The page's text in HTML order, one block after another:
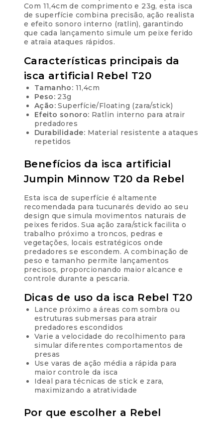
Com 11,4cm de comprimento e 23g, esta isca
de superfície combina precisão, ação realista
e efeito sonoro interno (ratlin), garantindo
que cada lançamento simule um peixe ferido
e atraia ataques rápidos.
Características principais da
isca artificial Rebel T20
Tamanho: 11,4cm
Peso: 23g
Ação: Superfície/Floating (zara/stick)
Efeito sonoro: Ratlin interno para atrair
predadores
Durabilidade: Material resistente a ataques
repetidos
Benefícios da isca artificial
Jumpin Minnow T20 da Rebel
Esta isca de superfície é altamente
recomendada para tucunarés devido ao seu
design que simula movimentos naturais de
peixes feridos. Sua ação zara/stick facilita o
trabalho próximo a troncos, pedras e
vegetações, locais estratégicos onde
predadores se escondem. A combinação de
peso e tamanho permite lançamentos
precisos, proporcionando maior alcance e
controle durante a pescaria.
Dicas de uso da isca Rebel T20
Lance próximo a áreas com sombra ou
estruturas submersas para atrair
predadores escondidos
Varie a velocidade do recolhimento para
simular diferentes comportamentos de
presas
Use varas de ação média a rápida para
maior controle da isca
Ideal para técnicas de stick e zara,
maximizando a atratividade
Por que escolher a Rebel